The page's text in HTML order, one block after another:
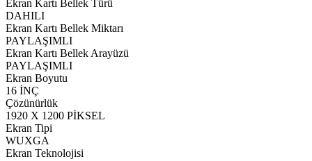
Ekran Kartı Bellek Türü
DAHILI
Ekran Kartı Bellek Miktarı
PAYLAŞIMLI
Ekran Kartı Bellek Arayüzü
PAYLAŞIMLI
Ekran Boyutu
16 İNÇ
Çözünürlük
1920 X 1200 PİKSEL
Ekran Tipi
WUXGA
Ekran Teknolojisi